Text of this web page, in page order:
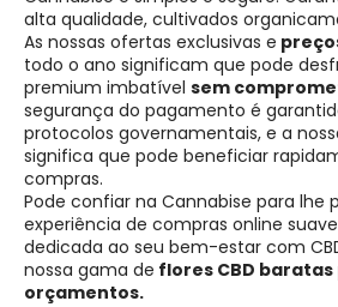
alta qualidade, cultivados
As nossas ofertas exclusivas e
todo o ano significam que pode
premium imbatível sem
segurança do pagamento é
protocolos governamentais, e a
significa que pode beneficiar
compras.
Pode confiar na Cannabise para lhe
experiência de compras online
dedicada ao seu bem-estar com
nossa gama de flores CBD
orçamentos.